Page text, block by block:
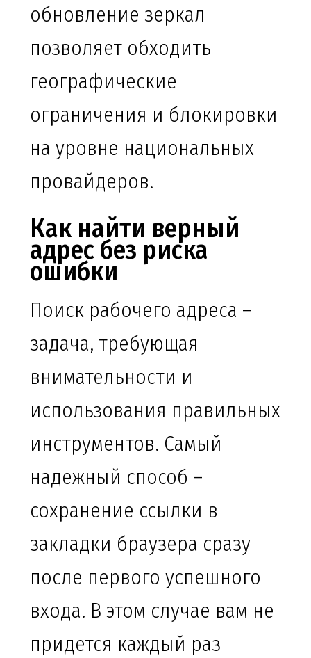
обновление зеркал
позволяет обходить
географические
ограничения и блокировки
на уровне национальных
провайдеров.
Как найти верный
адрес без риска
ошибки
Поиск рабочего адреса –
задача, требующая
внимательности и
использования правильных
инструментов. Самый
надежный способ –
сохранение ссылки в
закладки браузера сразу
после первого успешного
входа. В этом случае вам не
придется каждый раз